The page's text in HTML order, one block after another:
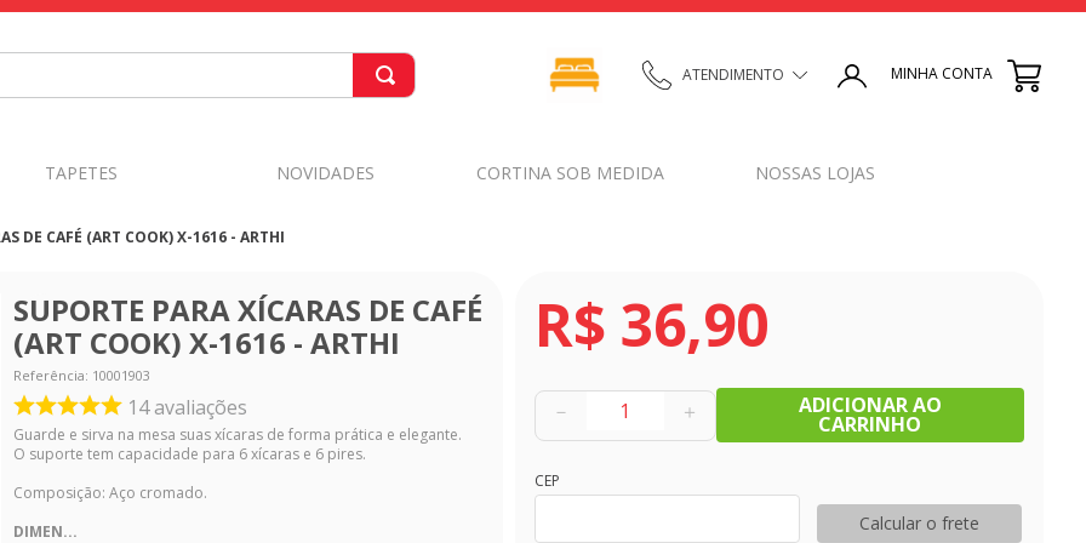
ATENDIMENTO MINHA CONTA
TAPETES NOVIDADES CORTINA SOB MEDIDA NOSSAS LOJAS
DE CAFÉ (ART COOK) X-1616 - ARTHI
SUPORTE PARA XÍCARAS DE CAFÉ
(ART COOK) X-1616 - ARTHI
Referência: 10001903
14avaliações
Guarde e sirva na mesa suas xícaras de forma prática e elegante.
O suporte tem capacidade para 6 xícaras e 6 pires.
Composição: Aço cromado.
DIMEN...
R$ 36,90
＋
－ ADICIONAR AO
CARRINHO
CEP
Calcular o frete